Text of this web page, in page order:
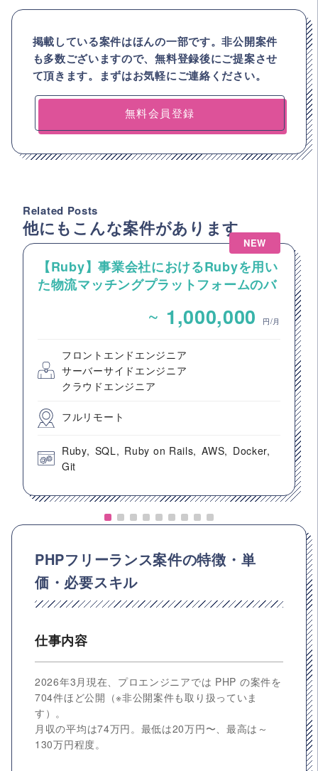
掲載している案件はほんの一部です。非公開案件
も多数ございますので、無料登録後にご提案させ
て頂きます。まずはお気軽にご連絡ください。
無料会員登録
Related Posts
他にもこんな案件があります
NEW
【Ruby】事業会社におけるRubyを用い
た物流マッチングプラットフォームのバ
~ 1,000,000 円/月
フロントエンドエンジニア
サーバーサイドエンジニア
クラウドエンジニア
フルリモート
Ruby SQL Ruby on Rails AWS
Docker
Git
PHPフリーランス案件の特徴・単
価・必要スキル
仕事内容
2026年3月現在、プロエンジニアでは PHP の案件を
704件ほど公開（※非公開案件も取り扱っていま
す）。
月収の平均は74万円。最低は20万円〜、最高は～
130万円程度。